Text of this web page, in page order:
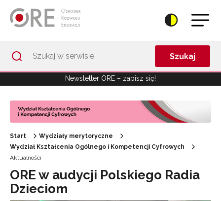
Szukaj
Newsletter ORE – zapisz się!
Start
Wydziały merytoryczne
Wydział Kształcenia Ogólnego i Kompetencji Cyfrowych
Aktualności
ORE w audycji Polskiego Radia
Dzieciom